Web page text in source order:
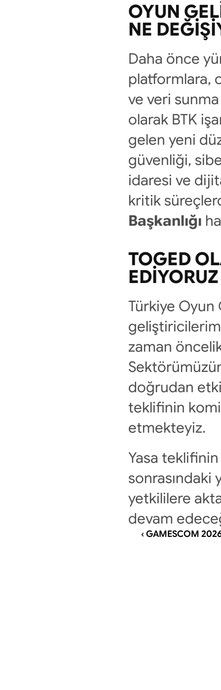
OYUN
NE
Daha önce
platformlara,
ve veri
olarak BTK
gelen yeni
güvenliği,
idaresi ve
kritik
Başkanlığı
TOGED
EDIYORUZ
Türkiye Oyun
zaman
doğrudan
teklifinin
etmekteyiz.
Yasa
sonrasındaki
yetkililere
devam
‹ GAMESCOM